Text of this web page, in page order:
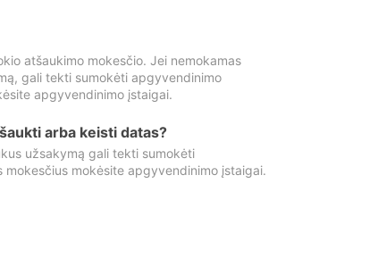
atšaukimo mokesčio. Jei nemokamas
gali tekti sumokėti apgyvendinimo
apgyvendinimo įstaigai.
arba keisti datas?
užsakymą gali tekti sumokėti
mokėsite apgyvendinimo įstaigai.